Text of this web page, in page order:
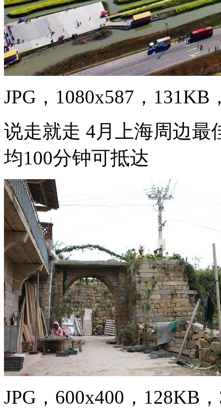
JPG，1080x587，131KB
说走就走 4月上海周边最
均100分钟可抵达
JPG，600x400，128KB